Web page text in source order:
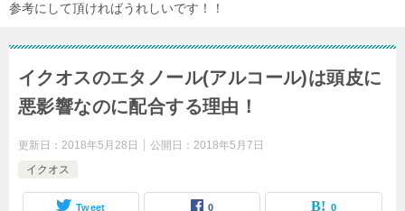
参考にして頂ければうれしいです！！
イクオスのエタノール(アルコール)は頭皮に
悪影響なのに配合する理由！
更新日： 2018年5月28日 公開日： 2018年5月7日
イクオス
Tweet 0 0